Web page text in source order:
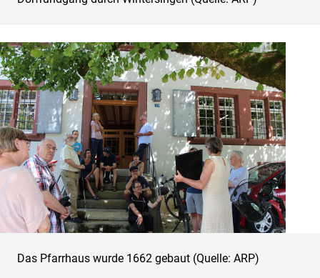
Das Pfarrhaus wurde 1662 gebaut (Quelle: ARP)